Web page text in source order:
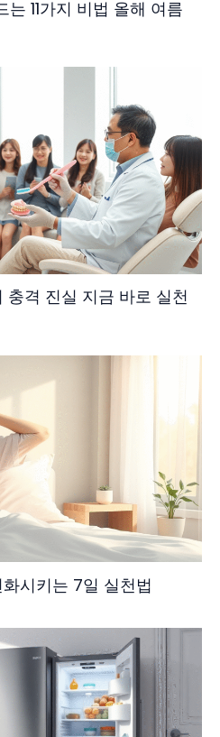
11가지 비법 올해 여름
격 진실 지금 바로 실천
시키는 7일 실천법